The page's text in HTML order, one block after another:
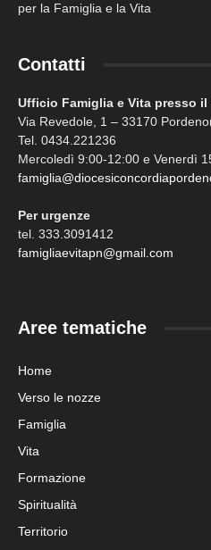
per la Famiglia e la Vita
Contatti
Ufficio Famiglia e Vita presso
Via Revedole, 1 – 33170
Tel. 0434.221236
Mercoledì 9:00-12:00 e Venerdì
Per urgenze
tel. 333.3091412
famigliaevitapn@gmail.com
Aree tematiche
Home
Verso le nozze
Famiglia
Vita
Formazione
Spiritualità
Territorio